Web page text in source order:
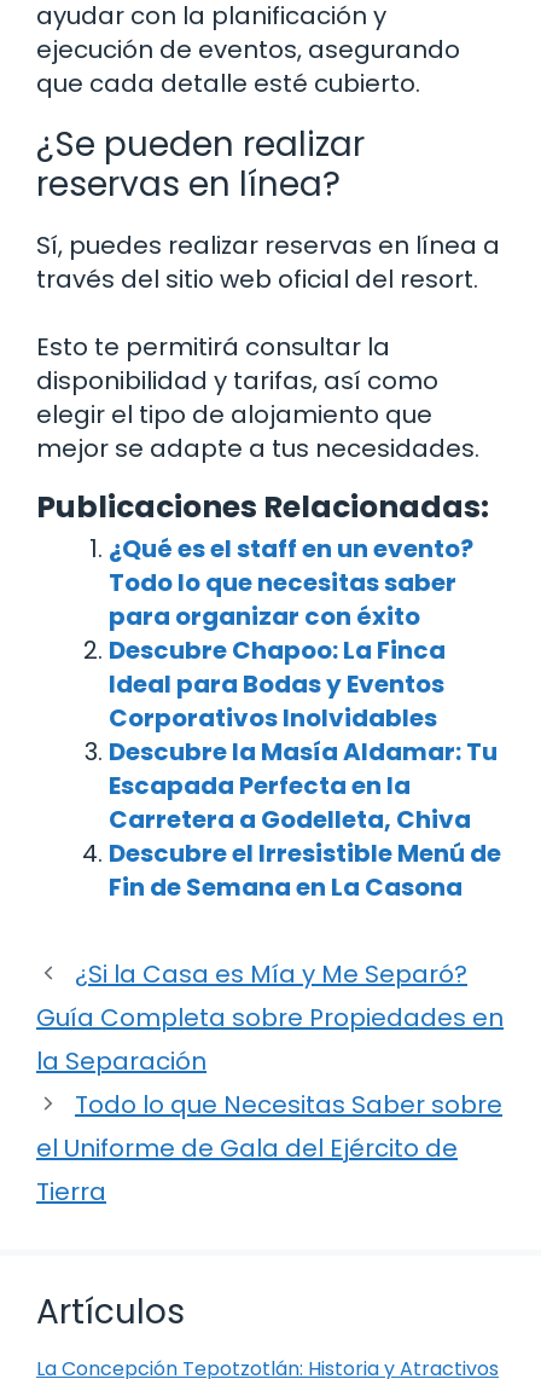
ayudar con la planificación y
ejecución de eventos, asegurando
que cada detalle esté cubierto.
¿Se pueden realizar
reservas en línea?
Sí, puedes realizar reservas en línea a
través del sitio web oficial del resort.
Esto te permitirá consultar la
disponibilidad y tarifas, así como
elegir el tipo de alojamiento que
mejor se adapte a tus necesidades.
Publicaciones Relacionadas:
¿Qué es el staff en un evento?
Todo lo que necesitas saber
para organizar con éxito
Descubre Chapoo: La Finca
Ideal para Bodas y Eventos
Corporativos Inolvidables
Descubre la Masía Aldamar: Tu
Escapada Perfecta en la
Carretera a Godelleta, Chiva
Descubre el Irresistible Menú de
Fin de Semana en La Casona
¿Si la Casa es Mía y Me Separó?
Guía Completa sobre Propiedades en
la Separación
Todo lo que Necesitas Saber sobre
el Uniforme de Gala del Ejército de
Tierra
Artículos
La Concepción Tepotzotlán: Historia y Atractivos